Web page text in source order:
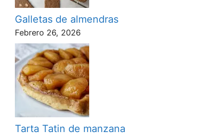
Galletas de almendras
Febrero 26, 2026
Tarta Tatin de manzana